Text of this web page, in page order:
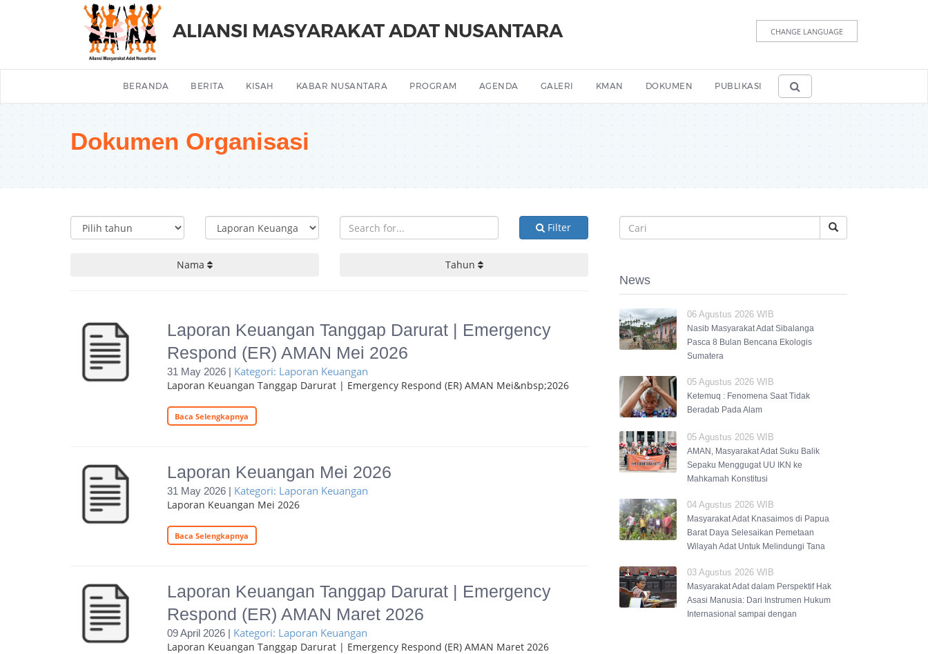
ALIANSI MASYARAKAT ADAT NUSANTARA CHANGE LANGUAGE
BERANDA BERITA KISAH KABAR NUSANTARA PROGRAM AGENDA GALERI KMAN DOKUMEN PUBLIKASI
Dokumen Organisasi
Filter
Nama Tahun
Laporan Keuangan Tanggap Darurat | Emergency
Respond (ER) AMAN Mei 2026
31 May 2026 | Kategori: Laporan Keuangan
Laporan Keuangan Tanggap Darurat | Emergency Respond (ER) AMAN Mei&nbsp;2026
Baca Selengkapnya
Laporan Keuangan Mei 2026
31 May 2026 | Kategori: Laporan Keuangan
Laporan Keuangan Mei 2026
Baca Selengkapnya
Laporan Keuangan Tanggap Darurat | Emergency
Respond (ER) AMAN Maret 2026
09 April 2026 | Kategori: Laporan Keuangan
Laporan Keuangan Tanggap Darurat | Emergency Respond (ER) AMAN Maret 2026
News
06 Agustus 2026 WIB
Nasib Masyarakat Adat Sibalanga
Pasca 8 Bulan Bencana Ekologis
Sumatera
05 Agustus 2026 WIB
Ketemuq : Fenomena Saat Tidak
Beradab Pada Alam
05 Agustus 2026 WIB
AMAN, Masyarakat Adat Suku Balik
Sepaku Menggugat UU IKN ke
Mahkamah Konstitusi
04 Agustus 2026 WIB
Masyarakat Adat Knasaimos di Papua
Barat Daya Selesaikan Pemetaan
Wilayah Adat Untuk Melindungi Tana
03 Agustus 2026 WIB
Masyarakat Adat dalam Perspektif Hak
Asasi Manusia: Dari Instrumen Hukum
Internasional sampai dengan